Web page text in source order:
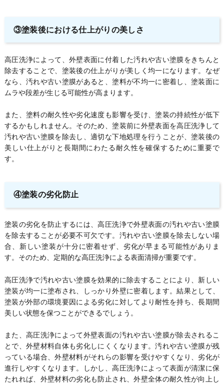
③塗装後における仕上がりの美しさ
高圧洗浄によって、外壁表面に付着した汚れや古い塗膜をきちんと
除去することで、塗装後の仕上がりが美しく均一になります。なぜ
なら、汚れや古い塗膜があると、塗料が不均一に密着し、塗装面に
ムラや段差が生じる可能性が高まります。
また、塗料の耐久性や劣化速度も影響を受け、塗装の持続性が低下
するかもしれません。そのため、塗装前に外壁表面を高圧洗浄して
汚れや古い塗膜を除去し、適切な下地処理を行うことが、塗装後の
美しい仕上がりと長期間にわたる耐久性を確保するために重要で
す。
④塗装の劣化防止
塗装の劣化を防止するには、高圧洗浄で外壁表面の汚れや古い塗膜
を除去することが必要不可欠です。汚れや古い塗膜を除去しない場
合、新しい塗装が十分に密着せず、劣化が早まる可能性がありま
す。そのため、定期的な高圧洗浄による表面清掃が重要です。
高圧洗浄で汚れや古い塗膜を効果的に除去することにより、新しい
塗装が均一に塗布され、しっかり外壁に密着します。結果として、
塗装が外部の環境要因による劣化に対してより耐性を持ち、長期間
美しい状態を保つことができるでしょう。
また、高圧洗浄によって外壁表面の汚れや古い塗膜が除去されるこ
とで、外壁材料自体も劣化しにくくなります。汚れや古い塗膜が残
っている場合、外壁材料がそれらの影響を受けやすくなり、劣化が
進行しやすくなります。しかし、高圧洗浄によって表面が清潔に保
たれれば、外壁材料の劣化も防止され、外壁全体の耐久性が向上し